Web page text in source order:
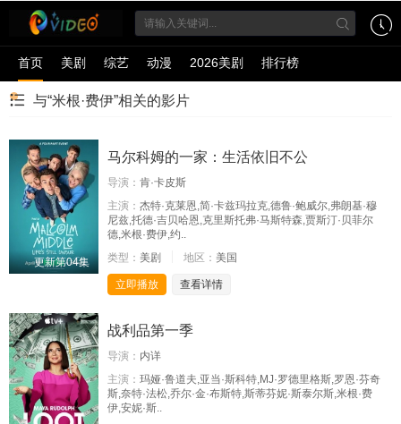
首页 美剧 综艺 动漫 2026美剧 排行榜
与“米根·费伊”相关的影片
更新第04集
马尔科姆的一家：生活依旧不公
导演： 肯·卡皮斯
主演： 杰特·克莱恩,简·卡兹玛拉克,德鲁·鲍威尔,弗朗基·穆
尼兹,托德·吉贝哈恩,克里斯托弗·马斯特森,贾斯汀·贝菲尔
德,米根·费伊,约..
类型： 美剧 地区： 美国
立即播放 查看详情
战利品第一季
导演： 内详
主演： 玛娅·鲁道夫,亚当·斯科特,MJ·罗德里格斯,罗恩·芬奇
斯,奈特·法松,乔尔·金·布斯特,斯蒂芬妮·斯泰尔斯,米根·费
伊,安妮·斯..